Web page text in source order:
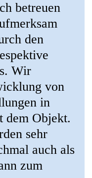
betreuen
den
Wir
von
in
dem Objekt.
sehr
auch als
zum